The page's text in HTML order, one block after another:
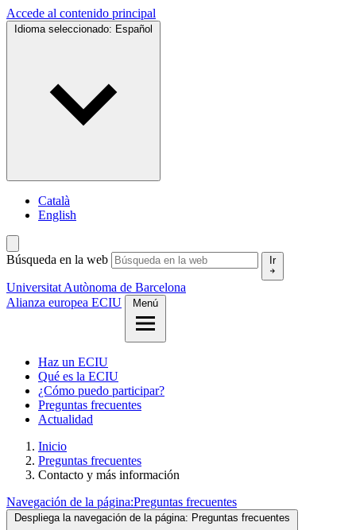
Accede al contenido principal
Idioma seleccionado: Español
Català
English
Búsqueda en la web Ir
Universitat Autònoma de Barcelona
Alianza europea ECIU
Menú
Haz un ECIU
Qué es la ECIU
¿Cómo puedo participar?
Preguntas frecuentes
Actualidad
Inicio
Preguntas frecuentes
Contacto y más información
Navegación de la página:Preguntas frecuentes
Despliega la navegación de la página: Preguntas frecuentes